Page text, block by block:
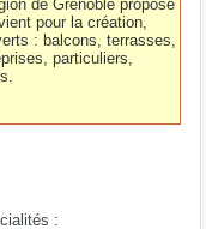
de Grenoble propose
pour la création,
: balcons, terrasses,
particuliers,
: